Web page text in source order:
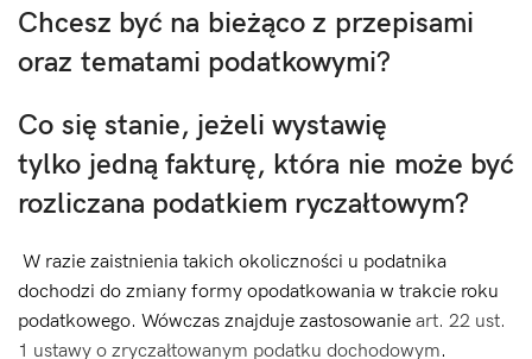
Chcesz być na bieżąco z przepisami
oraz tematami podatkowymi?
Co się stanie, jeżeli wystawię
tylko jedną fakturę, która nie może być
rozliczana podatkiem ryczałtowym?
W razie zaistnienia takich okoliczności u podatnika
dochodzi do zmiany formy opodatkowania w trakcie roku
podatkowego. Wówczas znajduje zastosowanie art. 22 ust.
1 ustawy o zryczałtowanym podatku dochodowym.